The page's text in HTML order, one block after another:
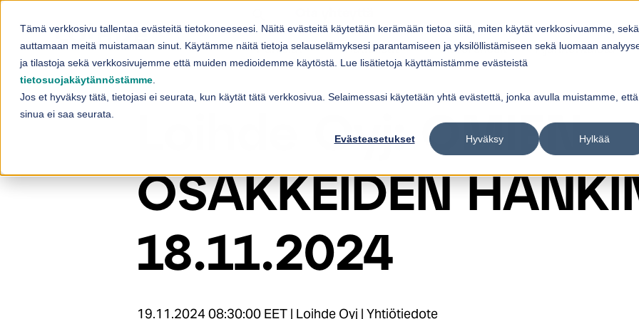
Tämä verkkosivu tallentaa evästeitä tietokoneeseesi. Näitä evästeitä käytetään kerämään tietoa siitä, miten käytät verkkosivuamme, sekä
auttamaan meitä muistamaan sinut. Käytämme näitä tietoja selauselämyksesi parantamiseen ja yksilöllistämiseen sekä luomaan
ja tilastoja sekä verkkosivujemme että muiden medioidemme käytöstä. Lue lisätietoja käyttämistämme evästeistä
tietosuojakäytännöstämme
Jos et hyväksy tätä, tietojasi ei seurata, kun käytät tätä verkkosivua. Selaimessasi käytetään yhtä evästettä, jonka avulla muistamme, että
sinua ei saa seurata.
Evästeasetukset Hyväksy Hylkää
Palvelut Show submenu forPalvelut
RatkaisutShow submenu forRatkaisut
Referenssit Ajankohtaista
Loihde Oyj: OMIEN
OSAKKEIDEN
18.11.2024
19.11.2024 08:30:00 EET | Loihde Oyj | Yhtiötiedote